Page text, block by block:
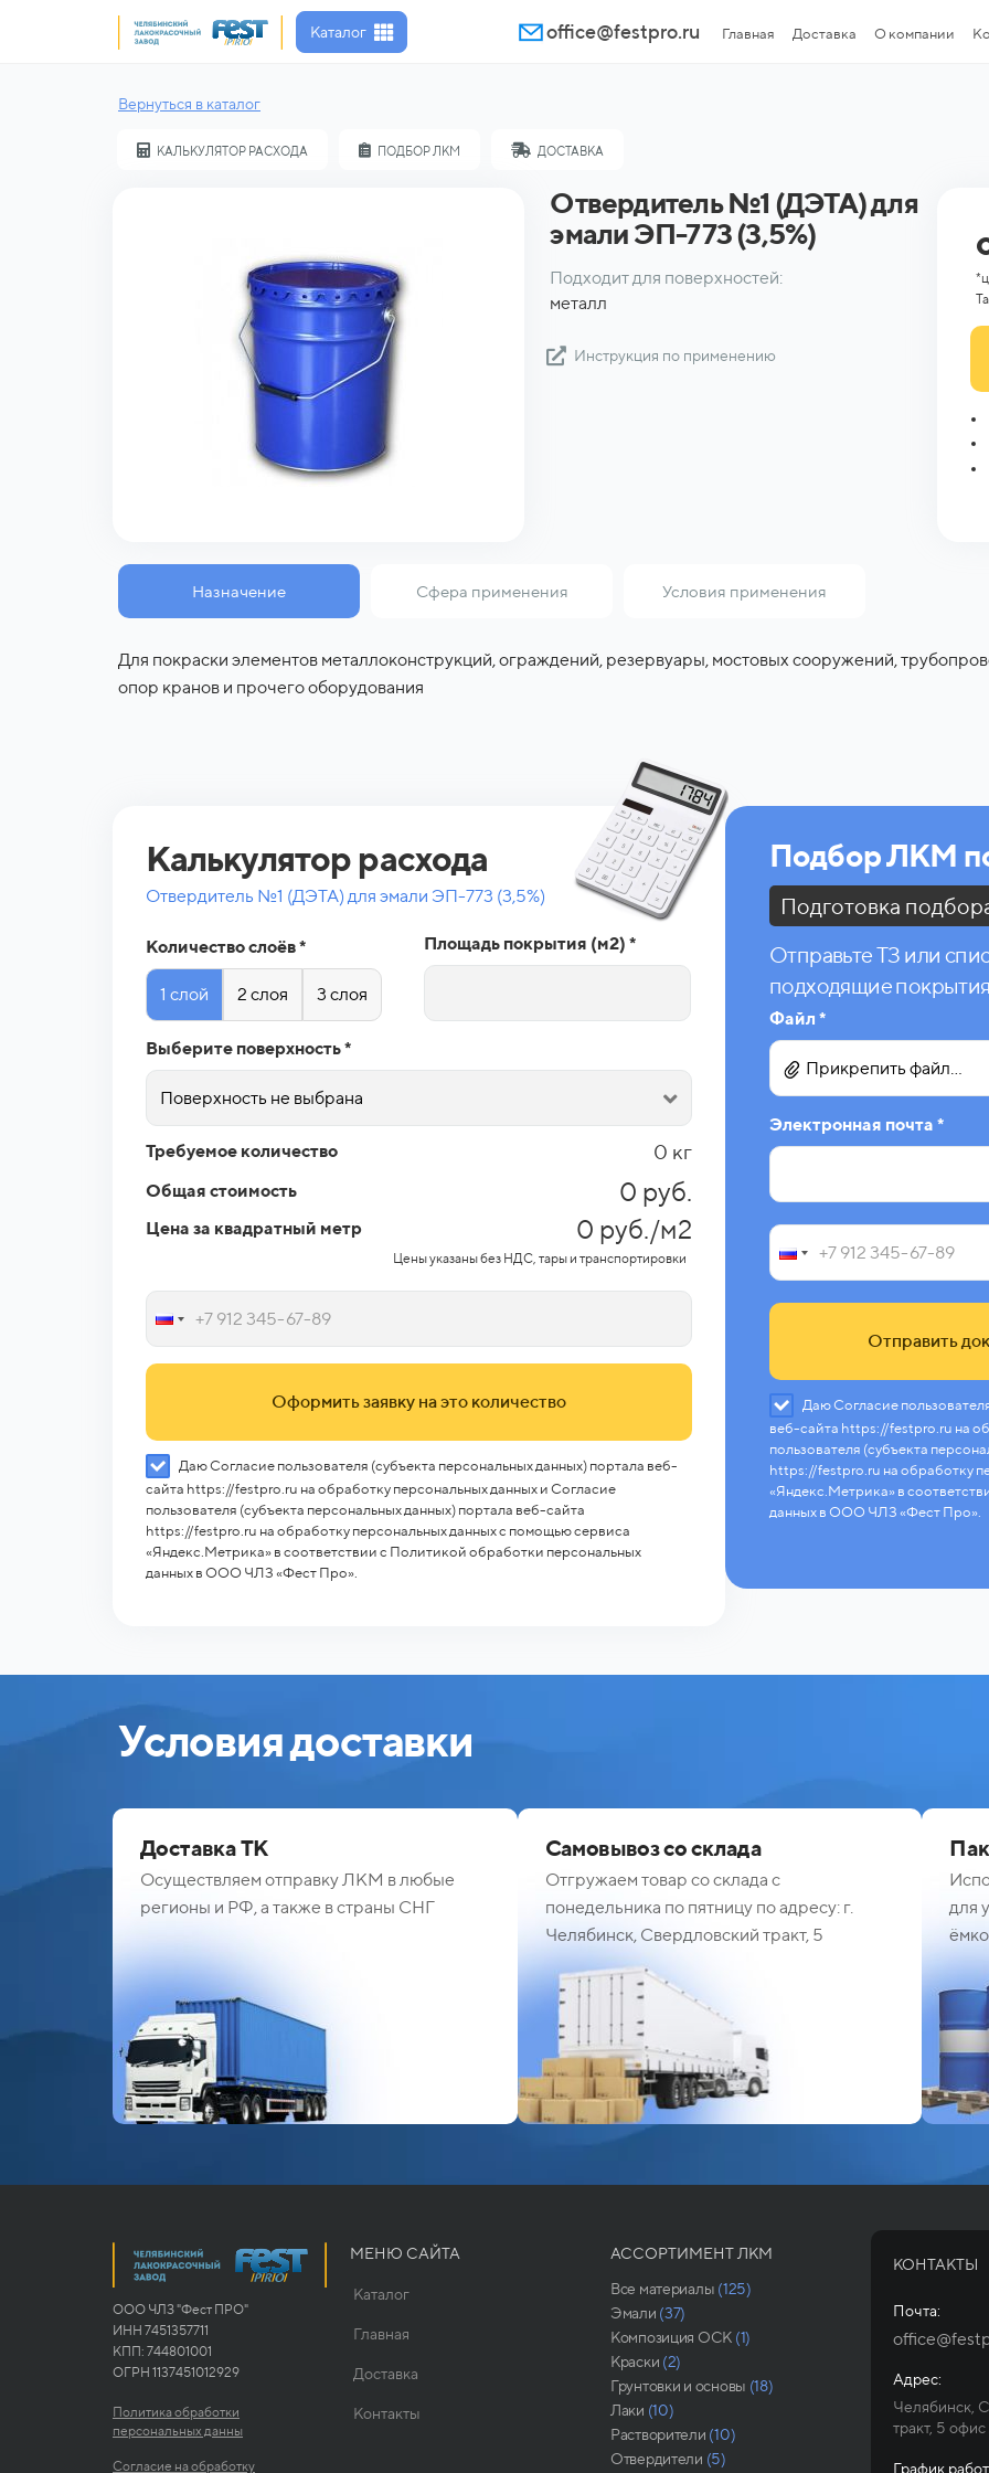
Каталог office@festpro.ru Главная Доставка О компании
Вернуться в каталог
КАЛЬКУЛЯТОР РАСХОДА ПОДБОР ЛКМ ДОСТАВКА
Отвердитель №1 (ДЭТА) для
эмали ЭП-773 (3,5%)
Подходит для поверхностей:
металл
Инструкция по применению
Назначение Сфера применения Условия применения
Для покраски элементов металлоконструкций, ограждений, резервуары, мостовых сооружений,
опор кранов и прочего оборудования
военная промышленность; металлоконструкции, машиностроение; строительство; металлообработка,
оборудование,электротехнические объекты, трубопроводы, мостостроение, технологические
на открытом воздухе, внутри помещений,
Калькулятор расхода
Отвердитель №1 (ДЭТА) для эмали ЭП-773 (3,5%)
Количество слоёв *
1 слой 2 слоя 3 слоя
Площадь покрытия (м2) *
Выберите поверхность *
Поверхность не выбрана
Требуемое количество 0 кг
Общая стоимость 0 руб.
Цена за квадратный метр 0 руб./м2
Цены указаны без НДС, тары и транспортировки
Оформить заявку на это количество
Даю Согласие пользователя (субъекта персональных данных) портала веб-
сайта https://festpro.ru на обработку персональных данных и Согласие
пользователя (субъекта персональных данных) портала веб-сайта
https://festpro.ru на обработку персональных данных с помощью сервиса
«Яндекс.Метрика» в соответствии с Политикой обработки персональных
данных в ООО ЧЛЗ «Фест Про».
Подбор ЛКМ
Подготовка
Отправьте ТЗ или
подходящие
Файл *
Прикрепить файл...
Электронная почта *
Отправить
Даю Согласие
веб-сайта https://festpro.ru на
пользователя (субъекта
https://festpro.ru на обработку
«Яндекс.Метрика» в
данных в ООО ЧЛЗ «Фест Про».
Условия доставки
Доставка ТК
Осуществляем отправку ЛКМ в любые
регионы и РФ, а также в страны СНГ
Самовывоз со склада
Отгружаем товар со склада с
понедельника по пятницу по адресу: г.
Челябинск, Свердловский тракт, 5
для
ООО ЧЛЗ "Фест ПРО"
ИНН 7451357711
КПП: 744801001
ОГРН 1137451012929
Политика обработки
персональных данны
Согласие на обработку
МЕНЮ САЙТА
Каталог
Главная
Доставка
Контакты
АССОРТИМЕНТ ЛКМ
Все материалы (125)
Эмали (37)
Композиция ОСК (1)
Краски (2)
Грунтовки и основы (18)
Лаки (10)
Растворители (10)
Отвердители (5)
КОНТАКТЫ
Почта:
Адрес:
Челябинск,
тракт, 5
График